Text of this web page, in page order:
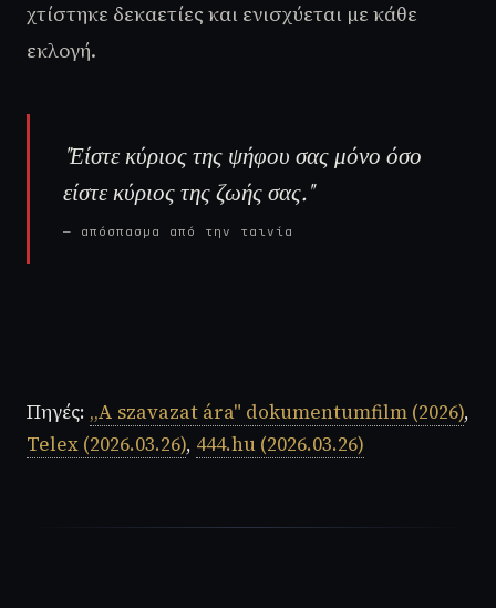
χτίστηκε δεκαετίες και ενισχύεται με κάθε
εκλογή.
"Είστε κύριος της ψήφου σας μόνο όσο
είστε κύριος της ζωής σας."
— απόσπασμα από την ταινία
Πηγές: „A szavazat ára" dokumentumfilm (2026),
Telex (2026.03.26), 444.hu (2026.03.26)